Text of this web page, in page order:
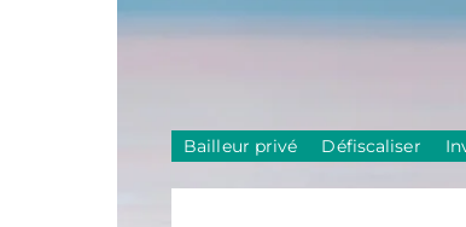
Bailleur privé Défiscaliser